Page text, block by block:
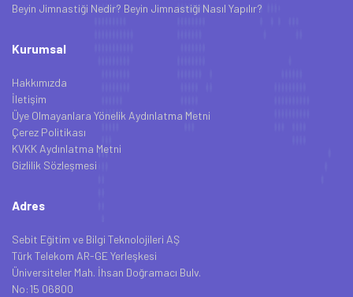
Beyin Jimnastiği Nedir? Beyin Jimnastiği Nasıl Yapılır?
Kurumsal
Hakkımızda
İletişim
Üye Olmayanlara Yönelik Aydınlatma Metni
Çerez Politikası
KVKK Aydınlatma Metni
Gizlilik Sözleşmesi
Adres
Sebit Eğitim ve Bilgi Teknolojileri AŞ
Türk Telekom AR-GE Yerleşkesi
Üniversiteler Mah. İhsan Doğramacı Bulv.
No:15 06800